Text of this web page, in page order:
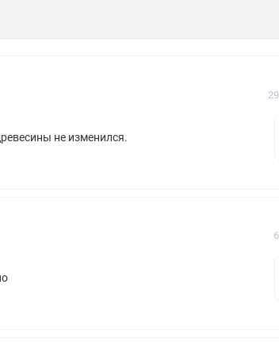
не изменился.